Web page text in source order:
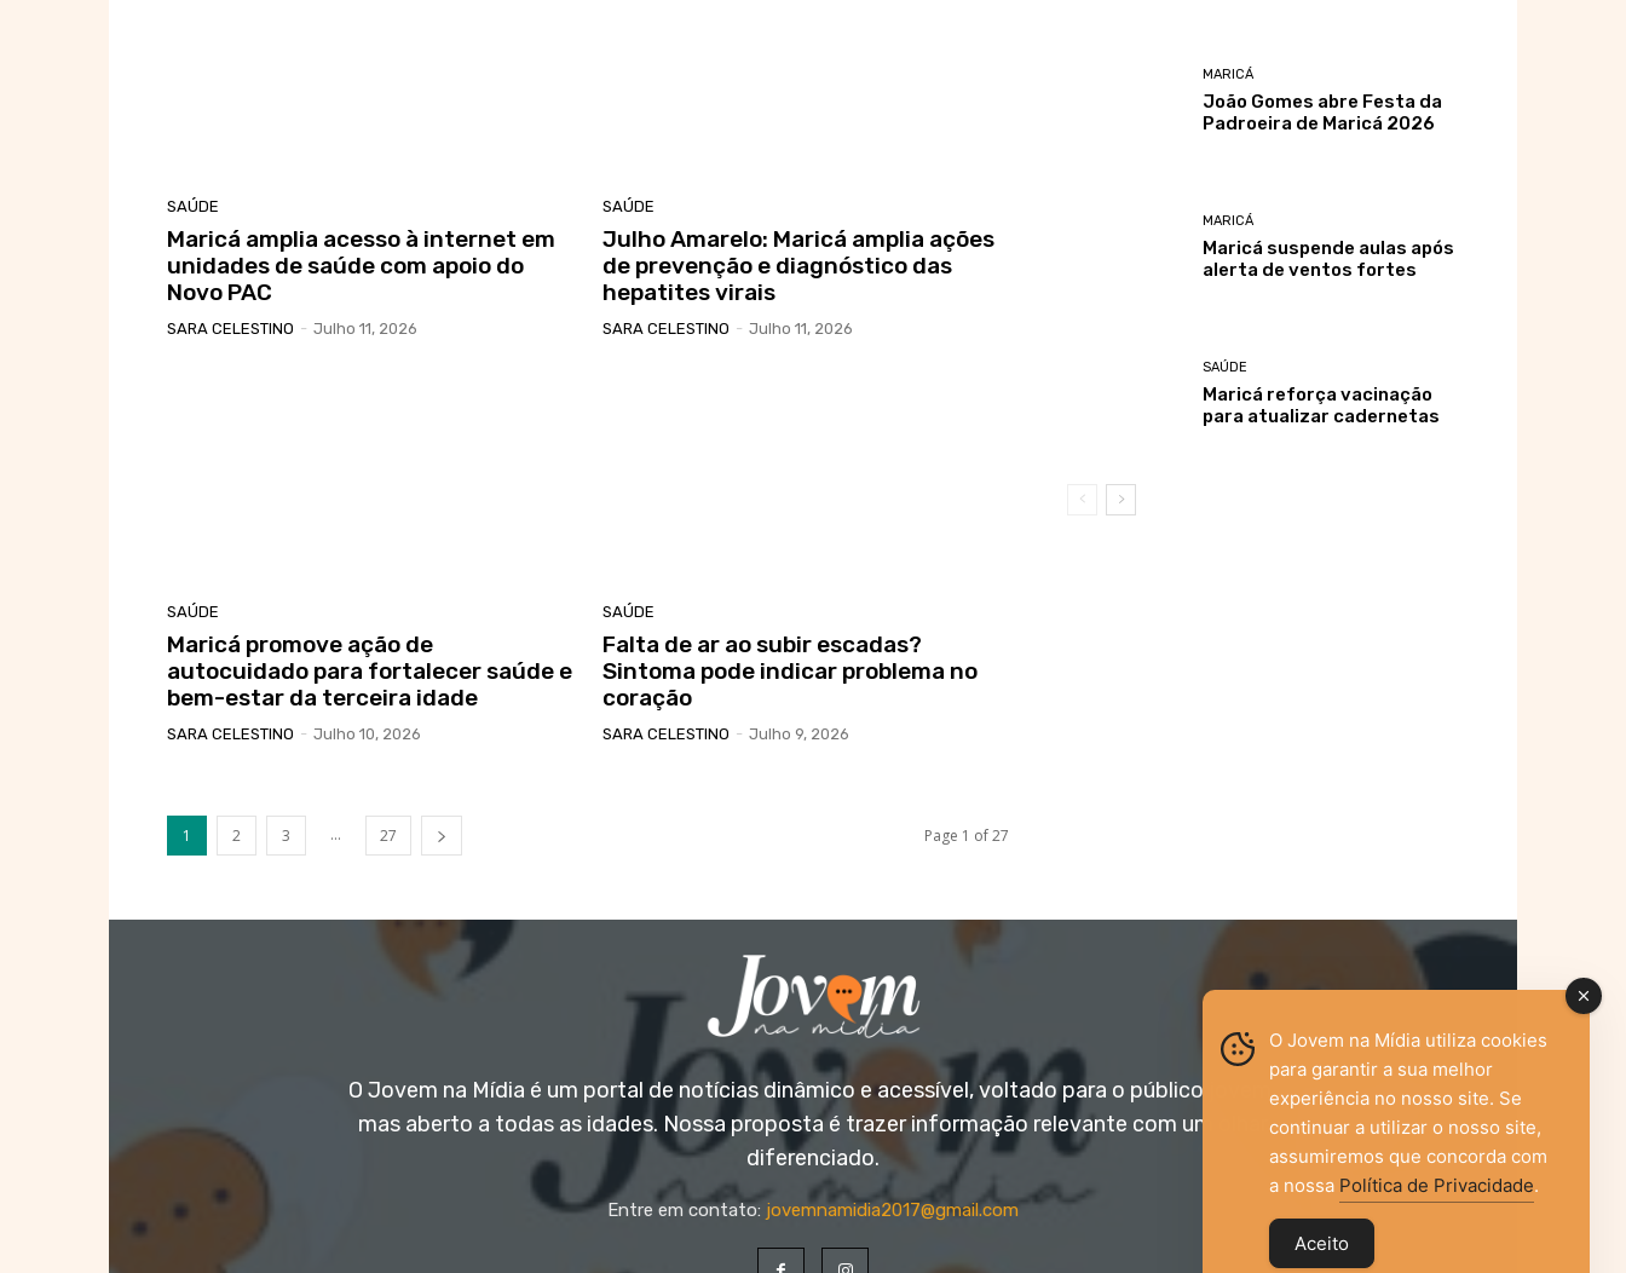
SAÚDE
Maricá amplia acesso à internet em
unidades de saúde com apoio do
Novo PAC
SARA CELESTINO - Julho 11, 2026
SAÚDE
Julho Amarelo: Maricá amplia ações
de prevenção e diagnóstico das
hepatites virais
SARA CELESTINO - Julho 11, 2026
SAÚDE
Maricá promove ação de
autocuidado para fortalecer saúde e
bem-estar da terceira idade
SARA CELESTINO - Julho 10, 2026
SAÚDE
Falta de ar ao subir escadas?
Sintoma pode indicar problema no
coração
SARA CELESTINO - Julho 9, 2026
1 2 3 ... 27 Page 1 of 27
MARICÁ
João Gomes abre Festa da
Padroeira de Maricá 2026
MARICÁ
Maricá suspende aulas após
alerta de ventos fortes
SAÚDE
Maricá reforça vacinação
para atualizar cadernetas
O Jovem na Mídia é um portal de notícias dinâmico e acessível, voltado para o público jovem,
mas aberto a todas as idades. Nossa proposta é trazer informação relevante com um olhar
diferenciado.
Entre em contato: jovemnamidia2017@gmail.com
O Jovem na Mídia utiliza cookies
para garantir a sua melhor
experiência no nosso site. Se
continuar a utilizar o nosso site,
assumiremos que concorda com
a nossa Política de Privacidade.
Aceito